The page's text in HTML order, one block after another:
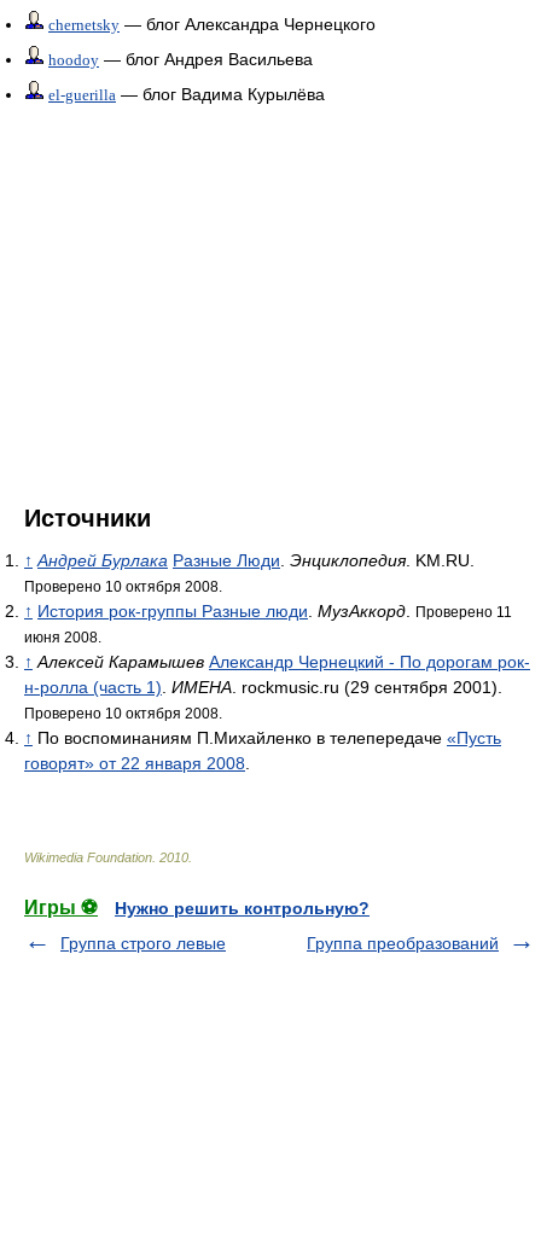
chernetsky — блог Александра Чернецкого
hoodoy — блог Андрея Васильева
el-guerilla — блог Вадима Курылёва
Источники
↑ Андрей Бурлака Разные Люди Энциклопедия. KM.RU.
Проверено 10 октября 2008.
↑ История рок-группы Разные люди МузАккорд
Проверено 11
июня 2008.
↑ Алексей Карамышев Александр Чернецкий - По дорогам рок-
н-ролла (часть 1) ИМЕНА . rockmusic.ru (29 сентября 2001).
Проверено 10 октября 2008.
↑ По воспоминаниям П.Михайленко в телепередаче «Пусть
говорят» от 22 января 2008
Wikimedia Foundation 2010
Игры ⚽
Нужно решить контрольную?
Группа строго левые
Группа преобразований